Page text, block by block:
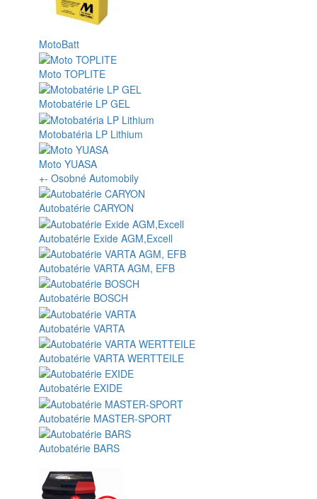
MotoBatt
Moto TOPLITE
Motobatérie LP GEL
Motobatéria LP Lithium
Moto YUASA
+- Osobné Automobily
Autobatérie CARYON
Autobatérie Exide AGM,Excell
Autobatérie VARTA AGM, EFB
Autobatérie BOSCH
Autobatérie VARTA
Autobatérie VARTA WERTTEILE
Autobatérie EXIDE
Autobatérie MASTER-SPORT
Autobatérie BARS